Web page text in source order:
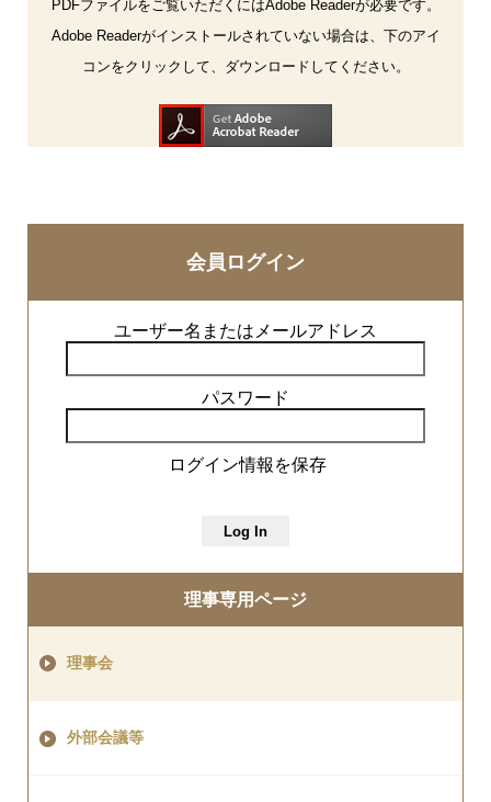
PDFファイルをご覧いただくにはAdobe Readerが必要です。
Adobe Readerがインストールされていない場合は、下のアイ
コンをクリックして、ダウンロードしてください。
会員ログイン
ユーザー名またはメールアドレス
パスワード
ログイン情報を保存
理事専用ページ
理事会
外部会議等